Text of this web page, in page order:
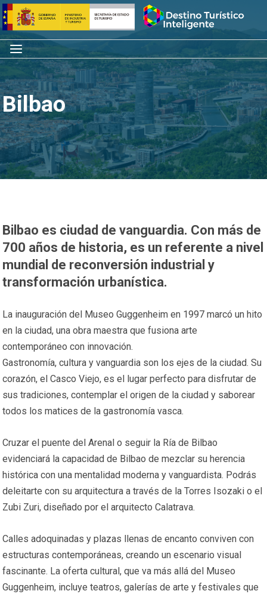
Saltar
al
contenido
Inicio
Menú
Bilbao
Bilbao es ciudad de vanguardia. Con más de
700 años de historia, es un referente a nivel
mundial de reconversión industrial y
transformación urbanística.
La inauguración del Museo Guggenheim en 1997 marcó un hito
en la ciudad, una obra maestra que fusiona arte
contemporáneo con innovación.
Gastronomía, cultura y vanguardia son los ejes de la ciudad. Su
corazón, el Casco Viejo, es el lugar perfecto para disfrutar de
sus tradiciones, contemplar el origen de la ciudad y saborear
todos los matices de la gastronomía vasca.
Cruzar el puente del Arenal o seguir la Ría de Bilbao
evidenciará la capacidad de Bilbao de mezclar su herencia
histórica con una mentalidad moderna y vanguardista. Podrás
deleitarte con su arquitectura a través de la Torres Isozaki o el
Zubi Zuri, diseñado por el arquitecto Calatrava.
Calles adoquinadas y plazas llenas de encanto conviven con
estructuras contemporáneas, creando un escenario visual
fascinante. La oferta cultural, que va más allá del Museo
Guggenheim, incluye teatros, galerías de arte y festivales que